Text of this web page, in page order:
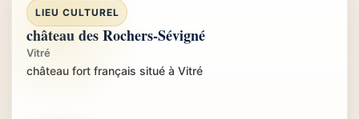
LIEU CULTUREL
château des Rochers-Sévigné
Vitré
château fort français situé à Vitré